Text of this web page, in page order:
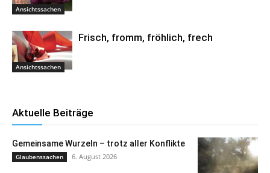
Ansichtssachen
Ansichtssachen
Frisch, fromm, fröhlich, frech
Aktuelle Beiträge
Gemeinsame Wurzeln – trotz aller Konflikte
Glaubenssachen 6. August 2026